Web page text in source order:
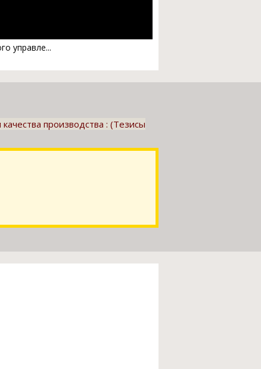
управле...
производства : (Тезисы